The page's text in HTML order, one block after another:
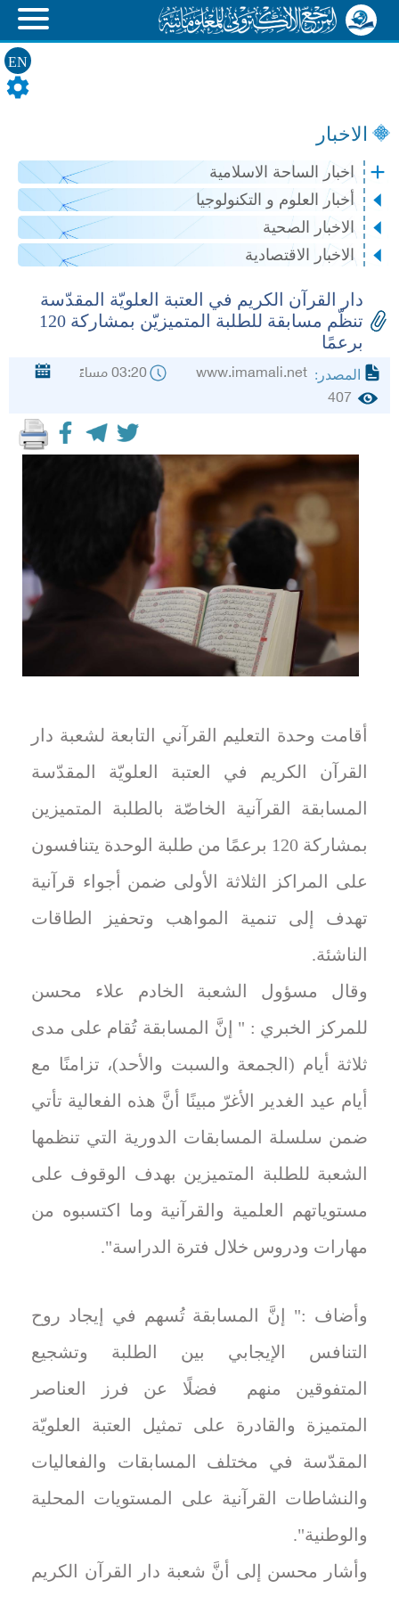
EN
الاخبار
اخبار الساحة الاسلامية
أخبار العلوم و التكنولوجيا
الاخبار الصحية
الاخبار الاقتصادية
دار القرآن الكريم في العتبة العلويّة المقدّسة
تنظّم مسابقة للطلبة المتميزيّن بمشاركة 120
برعمًا
المصدر:
03:20 مساءً
407
أقامت وحدة التعليم القرآني التابعة لشعبة دار
القرآن الكريم في العتبة العلويّة المقدّسة
المسابقة القرآنية الخاصّة بالطلبة المتميزين
بمشاركة 120 برعمًا من طلبة الوحدة يتنافسون
على المراكز الثلاثة الأولى ضمن أجواء قرآنية
تهدف إلى تنمية المواهب وتحفيز الطاقات
الناشئة.
وقال مسؤول الشعبة الخادم علاء محسن
للمركز الخبري : " إنَّ المسابقة تُقام على مدى
ثلاثة أيام (الجمعة والسبت والأحد)، تزامنًا مع
أيام عيد الغدير الأغرّ مبينًا أنَّ هذه الفعالية تأتي
ضمن سلسلة المسابقات الدورية التي تنظمها
الشعبة للطلبة المتميزين بهدف الوقوف على
مستوياتهم العلمية والقرآنية وما اكتسبوه من
مهارات ودروس خلال فترة الدراسة".
وأضاف :" إنَّ المسابقة تُسهم في إيجاد روح
التنافس الإيجابي بين الطلبة وتشجيع
المتفوقين منهم فضلًا عن فرز العناصر
المتميزة والقادرة على تمثيل العتبة العلويّة
المقدّسة في مختلف المسابقات والفعاليات
والنشاطات القرآنية على المستويات المحلية
والوطنية".
وأشار محسن إلى أنَّ شعبة دار القرآن الكريم